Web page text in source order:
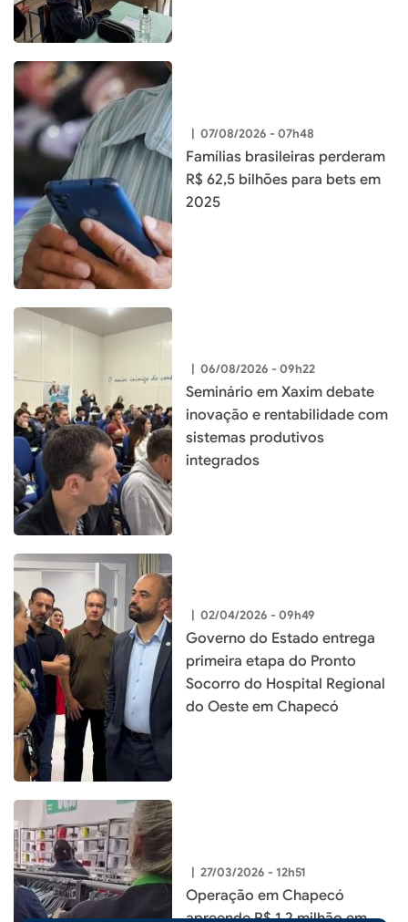
| 07/08/2026 - 07h48
Famílias brasileiras perderam
R$ 62,5 bilhões para bets em
2025
| 06/08/2026 - 09h22
Seminário em Xaxim debate
inovação e rentabilidade com
sistemas produtivos
integrados
| 02/04/2026 - 09h49
Governo do Estado entrega
primeira etapa do Pronto
Socorro do Hospital Regional
do Oeste em Chapecó
| 27/03/2026 - 12h51
Operação em Chapecó